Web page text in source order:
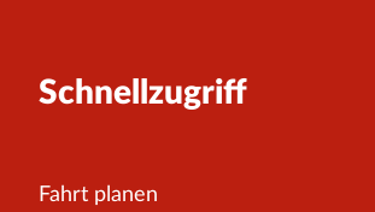
Schnellzugriff
Fahrt planen